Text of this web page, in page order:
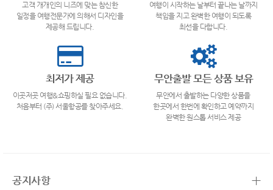
고객 개개인의 니즈에 맞는 참신한
일정을 여행전문가에 의해서 디자인을
제공해 드립니다.
여행이 시작하는 날부터 끝나는 날까지
책임을 지고 완벽한 여행이 되도록
최선을 다합니다.
최저가 제공
이곳저곳 여행&쇼핑하실 필요 없습니다.
처음부터 (주) 서울항공를 찾아주세요.
무안출발 모든 상품 보유
무안에서 출발하는 다양한 상품을
한곳에서 한번에 확인하고 예약까지
완벽한 원스톱 서비스 제공
공지사항 +